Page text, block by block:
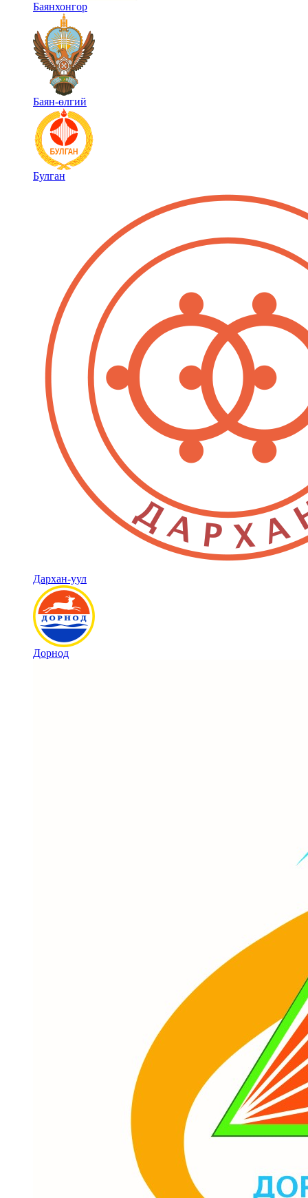
Баянхонгор
Баян-өлгий
Булган
Дархан-уул
Дорнод